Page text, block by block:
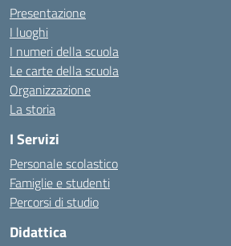
Presentazione
I luoghi
I numeri della scuola
Le carte della scuola
Organizzazione
La storia
I Servizi
Personale scolastico
Famiglie e studenti
Percorsi di studio
Didattica